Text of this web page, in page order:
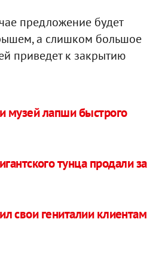
предложение будет
а слишком большое
приведет к закрытию
музей лапши быстрого
тунца продали за
свои гениталии клиентам